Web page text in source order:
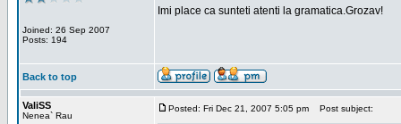
Joined: 26 Sep 2007
Posts: 194
Imi place ca sunteti atenti la gramatica.Grozav!
Back to top
ValiSS
Nenea` Rau
Posted: Fri Dec 21, 2007 5:05 pm Post subject: